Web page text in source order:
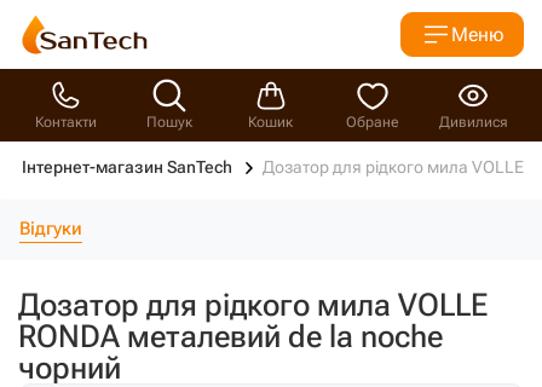
Меню
Контакти Пошук Кошик Обране Дивилися
Інтернет-магазин SanTech Дозатор для рідкого мила VOLLE
Відгуки
Дозатор для рідкого мила VOLLE
RONDA металевий de la noche
чорний